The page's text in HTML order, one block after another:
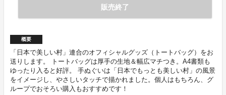
販売終了
概要
「日本で美しい村」連合のオフィシャルグッズ（トートバッグ）をお
送りします。 トートバッグは厚手の生地＆幅広マチつき。A4書類も
ゆったり入ると好評。 手ぬぐいは「日本でもっとも美しい村」の風景
をイメージし、やさしいタッチで描かれました。個人はもちろん、グ
ループでおそろい購入もおすすめです！